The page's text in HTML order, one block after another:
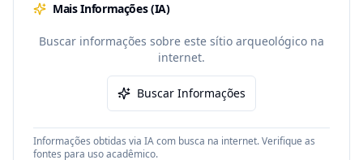
Mais Informações (IA)
Buscar informações sobre este sítio arqueológico na
internet.
Buscar Informações
Informações obtidas via IA com busca na internet. Verifique as
fontes para uso acadêmico.